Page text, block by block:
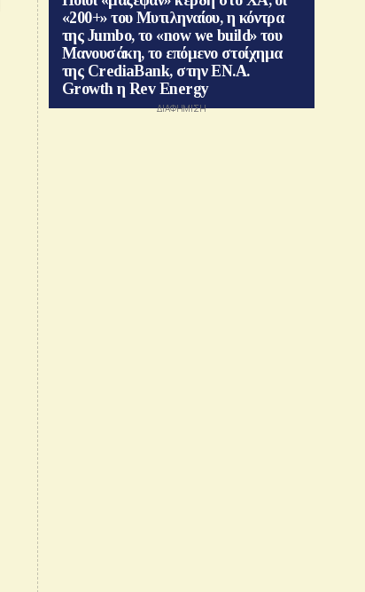
«200+» του Μυτιληναίου, η κόντρα
της Jumbo, το «now we build» του
Μανουσάκη, το επόμενο στοίχημα
της CrediaBank, στην ΕΝ.Α.
Growth η Rev Energy